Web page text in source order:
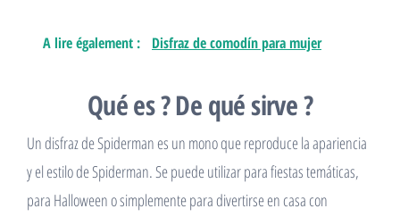
A lire également : Disfraz de comodín para mujer
Qué es ? De qué sirve ?
Un disfraz de Spiderman es un mono que reproduce la apariencia
y el estilo de Spiderman. Se puede utilizar para fiestas temáticas,
para Halloween o simplemente para divertirse en casa con